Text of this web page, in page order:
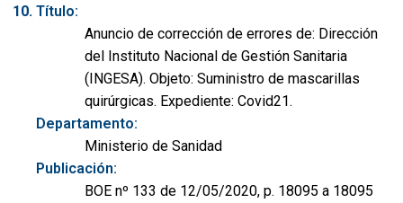
Título:
Anuncio de corrección de errores de: Dirección
del Instituto Nacional de Gestión Sanitaria
(INGESA). Objeto: Suministro de mascarillas
quirúrgicas. Expediente: Covid21.
Departamento:
Ministerio de Sanidad
Publicación:
BOE nº 133 de 12/05/2020, p. 18095 a 18095